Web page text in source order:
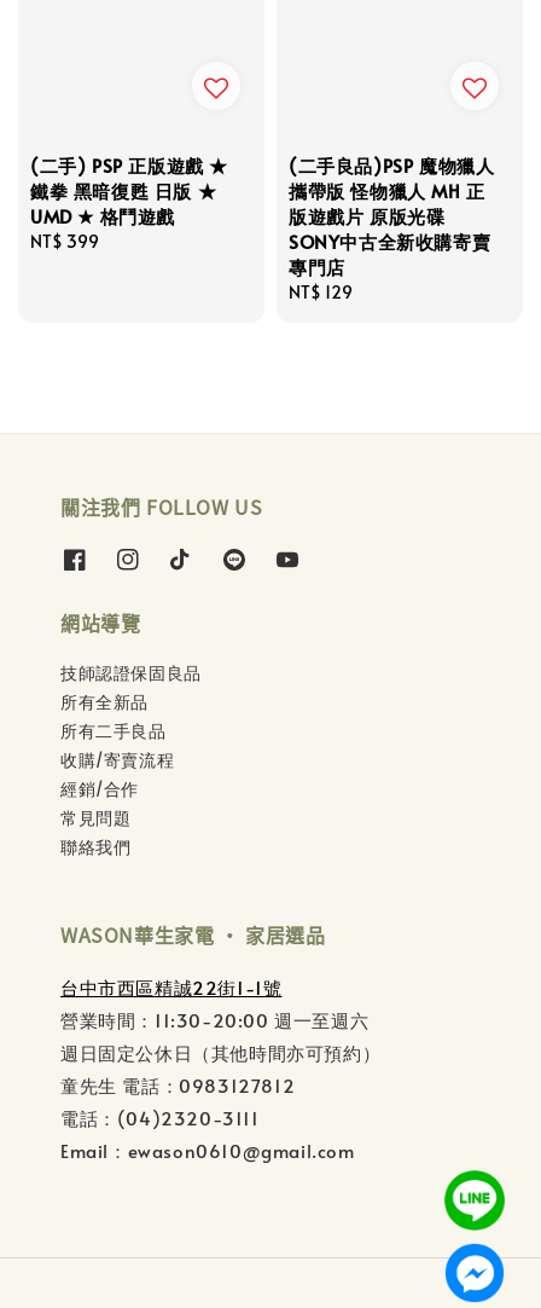
(二手) PSP 正版遊戲 ★
鐵拳 黑暗復甦 日版 ★
UMD ★ 格鬥遊戲
Regular
NT$ 399
(二手良品)PSP 魔物獵人
攜帶版 怪物獵人 MH 正
版遊戲片 原版光碟
SONY中古全新收購寄賣
專門店
Regular
NT$ 129
關注我們 FOLLOW US
網站導覽
技師認證保固良品
所有全新品
所有二手良品
收購/寄賣流程
經銷/合作
常見問題
聯絡我們
WASON華生家電 ‧ 家居選品
台中市西區精誠22街1-1號
營業時間：11:30-20:00 週一至週六
週日固定公休日（其他時間亦可預約）
童先生 電話：0983127812
電話：(04)2320-3111
Email：ewason0610@gmail.com